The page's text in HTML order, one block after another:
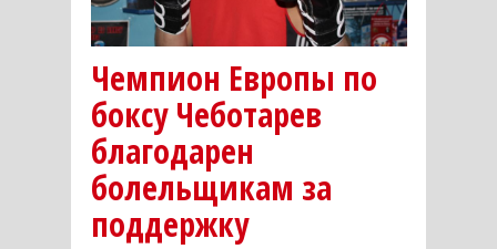
Чемпион Европы по
боксу Чеботарев
благодарен
болельщикам за
поддержку